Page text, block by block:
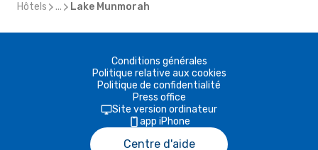
Hôtels ... Lake Munmorah
Conditions générales
Politique relative aux cookies
Politique de confidentialité
Press office
Site version ordinateur
app iPhone
Centre d'aide